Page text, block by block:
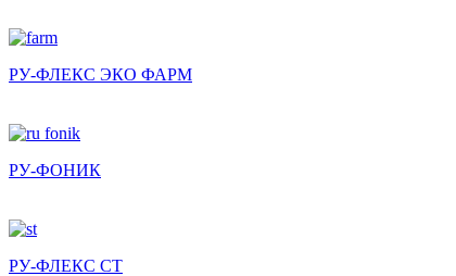
РУ-ФЛЕКС ЭКО ФАРМ
РУ-ФОНИК
РУ-ФЛЕКС СТ